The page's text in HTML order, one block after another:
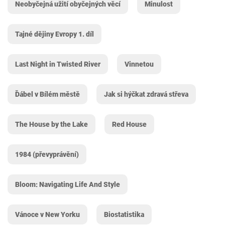
Neobyčejná užití obyčejných věcí Minulost
Tajné dějiny Evropy 1. díl
Last Night in Twisted River Vinnetou
Ďábel v Bílém městě Jak si hýčkat zdravá střeva
The House by the Lake Red House
1984 (převyprávění)
Bloom: Navigating Life And Style
Vánoce v New Yorku Biostatistika